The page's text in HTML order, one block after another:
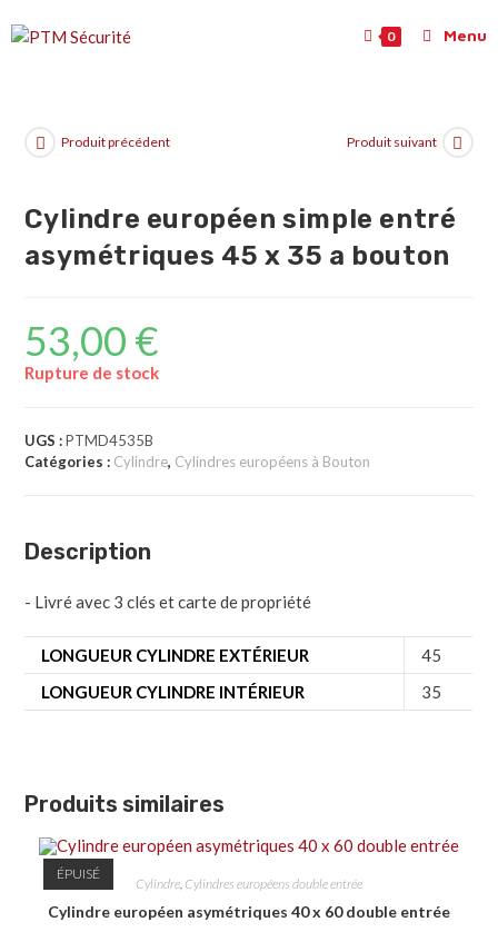
0 Menu
Produit précédent Produit suivant
Cylindre européen simple entré
asymétriques 45 x 35 a bouton
53,00 €
Rupture de stock
UGS :PTMD4535B
Catégories : Cylindre, Cylindres européens à Bouton
Description
- Livré avec 3 clés et carte de propriété
LONGUEUR CYLINDRE EXTÉRIEUR
45
LONGUEUR CYLINDRE INTÉRIEUR
35
Produits similaires
ÉPUISÉ
Cylindre, Cylindres européens double entrée
Cylindre européen asymétriques 40 x 60 double entrée